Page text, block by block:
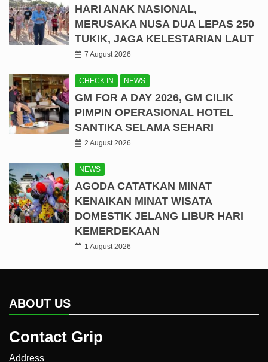
HARI ANAK NASIONAL,
MERUSAKA NUSA DUA LEPAS 250
TUKIK, JAGA KELESTARIAN LAUT
7 August 2026
CHECK IN NEWS
GM FOR A DAY 2026, GM CILIK
PIMPIN OPERASIONAL HOTEL
SANTIKA SELAMA SEHARI
2 August 2026
NEWS
AGODA CATATKAN MINAT
KENAIKAN MINAT WISATA
DOMESTIK JELANG LIBUR HARI
KEMERDEKAAN
1 August 2026
ABOUT US
Contact Grip
Address